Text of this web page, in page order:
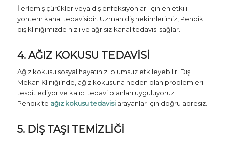
İlerlemiş çürükler veya diş enfeksiyonları için en etkili
yöntem kanal tedavisidir. Uzman diş hekimlerimiz, Pendik
diş kliniğimizde hızlı ve ağrısız kanal tedavisi sağlar.
4. AĞIZ KOKUSU TEDAVISI
Ağız kokusu sosyal hayatınızı olumsuz etkileyebilir. Diş
Mekan Kliniği’nde, ağız kokusuna neden olan problemleri
tespit ediyor ve kalıcı tedavi planları uyguluyoruz.
Pendik’te ağız kokusu tedavisiarayanlar için doğru adresiz.
5. DIŞ TAŞI TEMIZLIĞI